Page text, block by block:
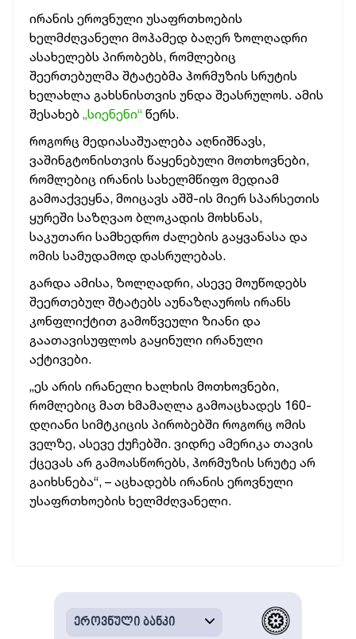
ირანის ეროვნული უსაფრთხოების
ხელმძღვანელი მოჰამედ ბაღერ ზოლღადრი
ასახელებს პირობებს, რომლებიც
შეერთებულმა შტატებმა ჰორმუზის სრუტის
ხელახლა გახსნისთვის უნდა შეასრულოს. ამის
შესახებ „სიენენი“ წერს.
როგორც მედიასაშუალება აღნიშნავს,
ვაშინგტონისთვის წაყენებული მოთხოვნები,
რომლებიც ირანის სახელმწიფო მედიამ
გამოაქვეყნა, მოიცავს აშშ-ის მიერ სპარსეთის
ყურეში საზღვაო ბლოკადის მოხსნას,
საკუთარი სამხედრო ძალების გაყვანასა და
ომის სამუდამოდ დასრულებას.
გარდა ამისა, ზოლღადრი, ასევე მოუწოდებს
შეერთებულ შტატებს აუნაზღაუროს ირანს
კონფლიქტით გამოწვეული ზიანი და
გაათავისუფლოს გაყინული ირანული
აქტივები.
„ეს არის ირანელი ხალხის მოთხოვნები,
რომლებიც მათ ხმამაღლა გამოაცხადეს 160-
დღიანი სიმტკიცის პირობებში როგორც ომის
ველზე, ასევე ქუჩებში. ვიდრე ამერიკა თავის
ქცევას არ გამოასწორებს, ჰორმუზის სრუტე არ
გაიხსნება“, – აცხადებს ირანის ეროვნული
უსაფრთხოების ხელმძღვანელი.